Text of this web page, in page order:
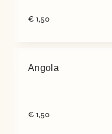
€ 1,50
Angola
€ 1,50